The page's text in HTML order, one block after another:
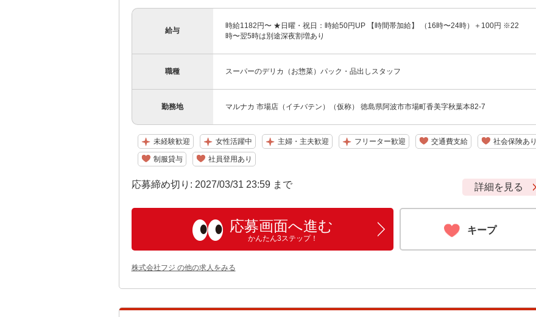
給与
時給1182円〜 ★日曜・祝日：時給50円UP 【時間帯加給】 （16時〜24時）＋100円 ※22
時〜翌5時は別途深夜割増あり
職種 スーパーのデリカ（お惣菜）パック・品出しスタッフ
勤務地 マルナカ 市場店（イチバテン）（仮称） 徳島県阿波市市場町香美字秋葉本82-7
未経験歓迎 女性活躍中 主婦・主夫歓迎 フリーター歓迎 交通費支給 社会保険あり
制服貸与 社員登用あり
応募締め切り: 2027/03/31 23:59 まで 詳細を見る
応募画面へ進む
かんたん3ステップ！
キープ
株式会社フジ の他の求人をみる